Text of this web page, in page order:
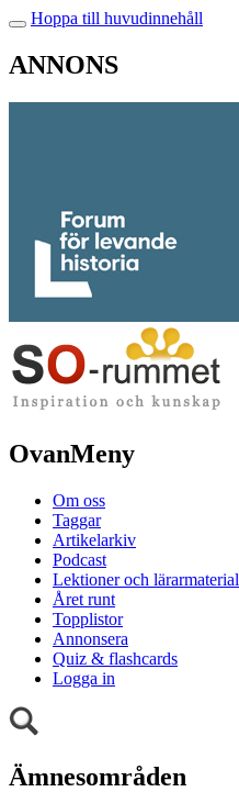
Hoppa till huvudinnehåll
ANNONS
OvanMeny
Om oss
Taggar
Artikelarkiv
Podcast
Lektioner och lärarmaterial
Året runt
Topplistor
Annonsera
Quiz & flashcards
Logga in
Ämnesområden